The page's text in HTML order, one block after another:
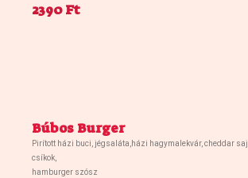
2390 Ft
Búbos Burger
Pirított házi buci, jégsaláta,házi hagymalekvár, cheddar
csíkok,
hamburger szósz